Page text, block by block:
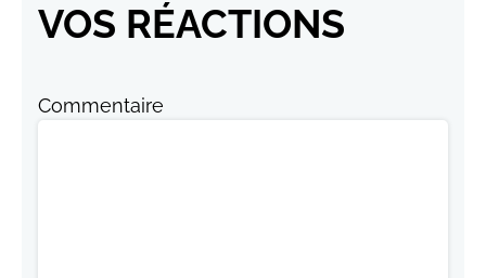
VOS RÉACTIONS
Commentaire